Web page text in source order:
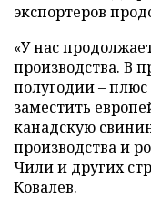
экспортеров
«У нас
производства. В
полугодии –
заместить
канадскую
производства и
Чили и других
Ковалев.